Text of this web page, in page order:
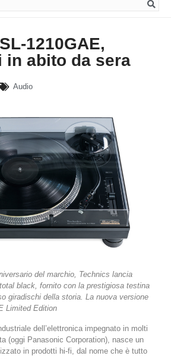
1210GAE,
in abito da sera
Audio
del marchio, Technics lancia
black, fornito con la prestigiosa testina
giradischi della storia. La nuova versione
Limited Edition
dell’elettronica impegnato in molti
(oggi Panasonic Corporation), nasce un
in prodotti hi-fi, dal nome che è tutto